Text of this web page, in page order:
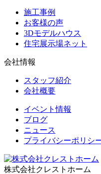
施工事例
お客様の声
3Dモデルハウス
住宅展示場ネット
会社情報
スタッフ紹介
会社概要
イベント情報
ブログ
ニュース
プライバシーポリシ
株式会社クレストホーム